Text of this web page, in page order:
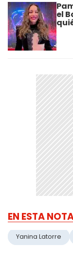
el
EN ESTA
Yanina Latorre